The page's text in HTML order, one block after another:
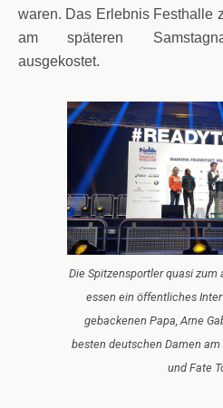
waren. Das Erlebnis Festhalle
am späteren
ausgekostet.
Die Spitzensportler quasi zum
essen ein öffentliches
gebackenen Papa, Arne
besten deutschen Damen
und Fate